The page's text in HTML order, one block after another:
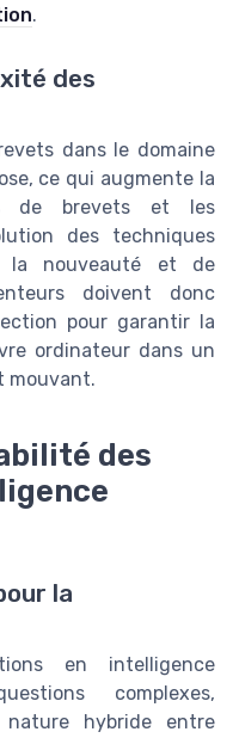
.
des
dans le domaine
ce qui augmente la
de brevets et les
des techniques
la nouveauté et de
doivent donc
pour garantir la
ordinateur dans un
mouvant.
des
la
en intelligence
complexes,
hybride entre